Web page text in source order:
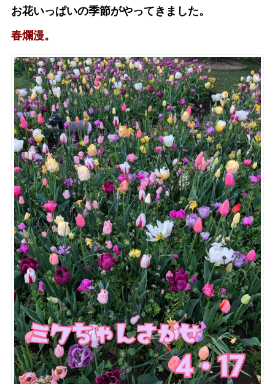
お花いっぱいの季節がやってきました。
春爛漫。